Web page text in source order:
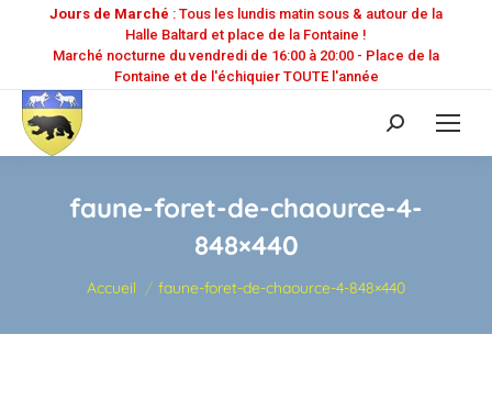
Jours de Marché : Tous les lundis matin sous & autour de la
Halle Baltard et place de la Fontaine !
Marché nocturne du vendredi de 16:00 à 20:00 - Place de la
Fontaine et de l'échiquier TOUTE l'année
Recherche
:
faune-foret-de-chaource-4-
848×440
Vous êtes ici :
Accueil faune-foret-de-chaource-4-848×440